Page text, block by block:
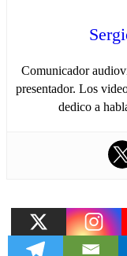
Comunicador
presentador. Los
dedico a